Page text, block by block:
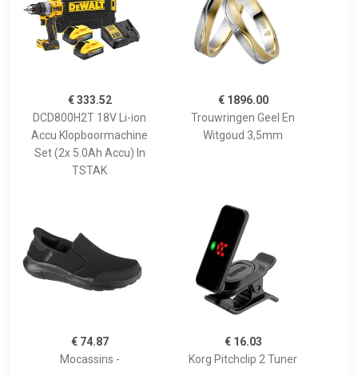
€ 333.52
DCD800H2T 18V Li-ion
Accu Klopboormachine
Set (2x 5.0Ah Accu) In
TSTAK
€ 1896.00
Trouwringen Geel En
Witgoud 3,5mm
€ 74.87
Mocassins -
€ 16.03
Korg Pitchclip 2 Tuner